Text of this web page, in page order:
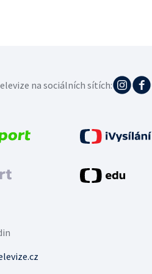
na sociálních sítích: